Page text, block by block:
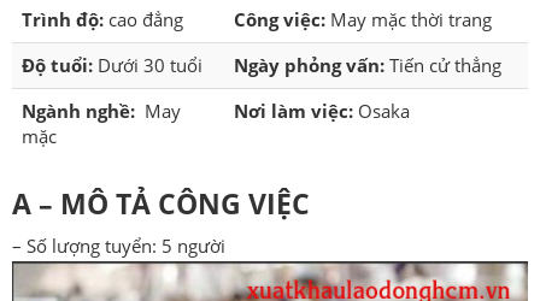
Trình độ: cao đẳng Công việc: May mặc thời trang
Độ tuổi: Dưới 30 tuổi Ngày phỏng vấn: Tiến cử thẳng
Ngành nghề: May
mặc
Nơi làm việc: Osaka
A – MÔ TẢ CÔNG VIỆC
– Số lượng tuyển: 5 người